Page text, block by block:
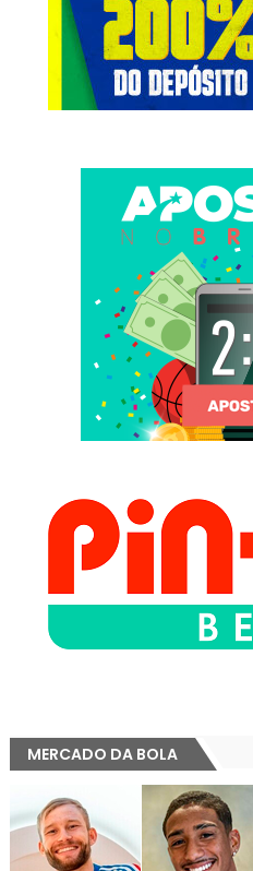
MERCADO DA BOLA